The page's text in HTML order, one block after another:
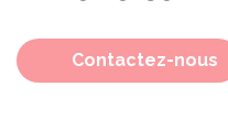
Contactez-nous